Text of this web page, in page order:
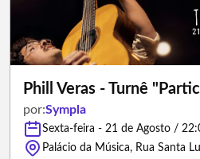
Phill Veras - Turnê
por:Sympla
Sexta-feira - 21 de Agosto /
Palácio da Música, Rua Santa